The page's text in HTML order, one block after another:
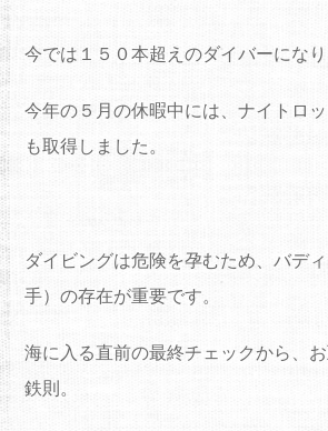
今では１５０本超えのダイバーになり
今年の５月の休暇中には、ナイトロ
も取得しました。
ダイビングは危険を孕むため、バデ
手）の存在が重要です。
海に入る直前の最終チェックから、
鉄則。